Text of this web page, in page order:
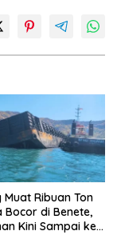
Muat Ribuan Ton
Bocor di Benete,
Kini Sampai ke